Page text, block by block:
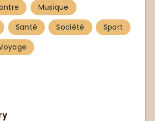
Musique
Santé Société
Sport